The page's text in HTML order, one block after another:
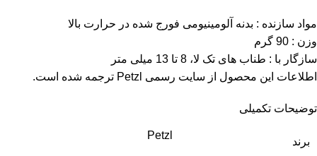
مواد سازنده : بدنه آلومینیومی فورج شده در حرارت بالا
وزن : 90 گرم
سازگار با : طناب های تک لا، 8 تا 13 میلی متر
اطلاعات این محصول از سایت رسمی Petzl ترجمه شده است.
توضیحات تکمیلی
برند
Petzl